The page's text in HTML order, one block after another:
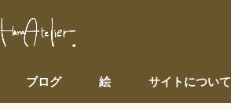
ブログ 絵 サイトについて